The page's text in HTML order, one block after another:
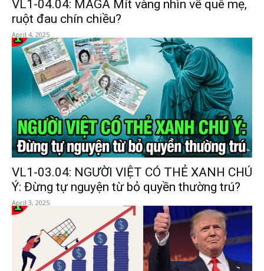
VL1-04.04: MAGA Mít vàng nhìn về quê mẹ,
ruột đau chín chiều?
April 4, 2025
VL1-03.04: NGƯỜI VIỆT CÓ THẺ XANH CHÚ
Ý: Đừng tự nguyện từ bỏ quyền thường trú?
April 3, 2025